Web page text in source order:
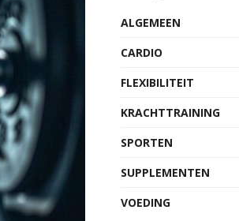
ALGEMEEN
CARDIO
FLEXIBILITEIT
KRACHTTRAINING
SPORTEN
SUPPLEMENTEN
VOEDING